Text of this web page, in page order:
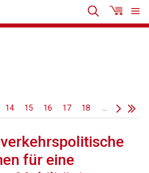
14 15 16 17 18 ...
für eine